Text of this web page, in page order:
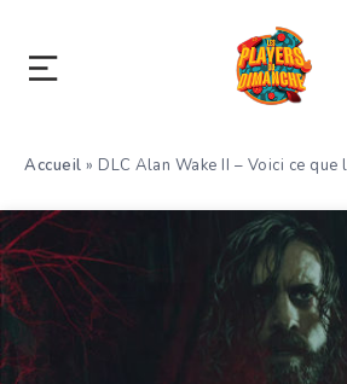
Accueil » DLC Alan Wake II – Voici ce